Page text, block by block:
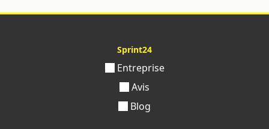
Sprint24
Entreprise
Avis
Blog